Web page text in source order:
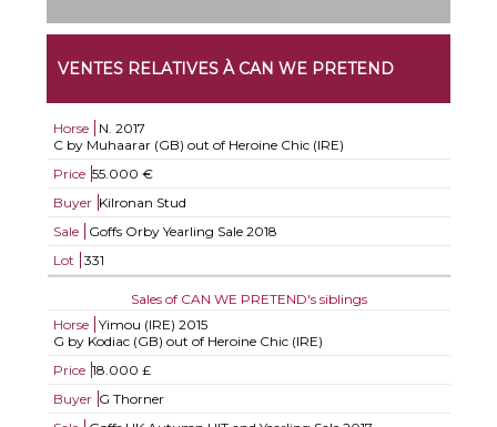
VENTES RELATIVES À CAN WE PRETEND
Horse N. 2017
C by Muhaarar (GB) out of Heroine Chic (IRE)
Price 55.000 €
Buyer Kilronan Stud
Sale
Goffs Orby Yearling Sale 2018
Lot
331
Sales of CAN WE PRETEND's siblings
Horse
Yimou (IRE) 2015
G by Kodiac (GB) out of Heroine Chic (IRE)
Price 18.000 £
Buyer G Thorner